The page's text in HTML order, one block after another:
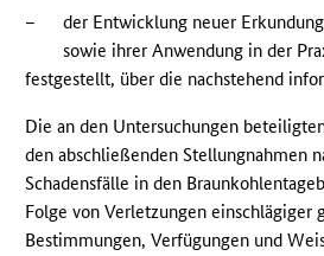
–
der Entwicklung neuer
sowie ihrer Anwendung in der
festgestellt, über die nachstehend
Die an den Untersuchungen
den abschließenden Stellungnahmen
Schadensfälle in den
Folge von Verletzungen einschlägiger
Bestimmungen, Verfügungen und